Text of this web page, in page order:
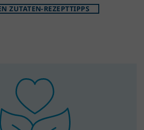
ZUTATEN-REZEPTTIPPS